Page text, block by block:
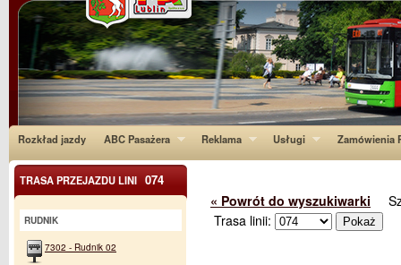
Rozkład jazdy ABC Pasażera Reklama Usługi Zamówienia
« Powrót do wyszukiwarki
Trasa linii:
TRASA PRZEJAZDU LINI 074
RUDNIK
7302 - Rudnik 02